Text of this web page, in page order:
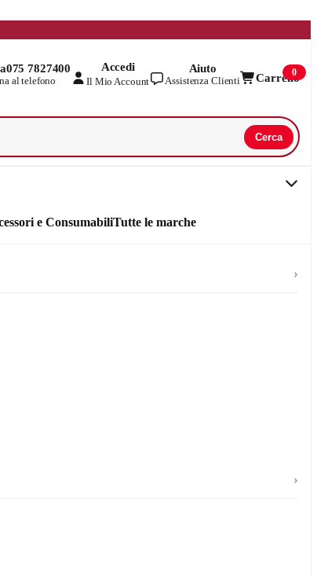
075 7827400
al telefono
Accedi
Il Mio Account
Aiuto
Assistenza Clienti Carrello
0
Cerca
e ConsumabiliTutte le marche